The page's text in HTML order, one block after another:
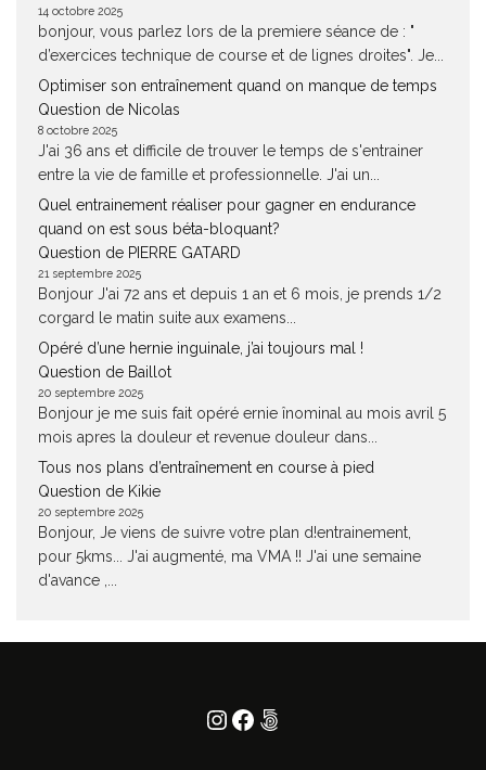
14 octobre 2025
bonjour, vous parlez lors de la premiere séance de : "
d’exercices technique de course et de lignes droites". Je...
Optimiser son entraînement quand on manque de temps
Question de Nicolas
8 octobre 2025
J'ai 36 ans et difficile de trouver le temps de s'entrainer
entre la vie de famille et professionnelle. J'ai un...
Quel entrainement réaliser pour gagner en endurance
quand on est sous béta-bloquant?
Question de PIERRE GATARD
21 septembre 2025
Bonjour J'ai 72 ans et depuis 1 an et 6 mois, je prends 1/2
corgard le matin suite aux examens...
Opéré d’une hernie inguinale, j’ai toujours mal !
Question de Baillot
20 septembre 2025
Bonjour je me suis fait opéré ernie înominal au mois avril 5
mois apres la douleur et revenue douleur dans...
Tous nos plans d’entraînement en course à pied
Question de Kikie
20 septembre 2025
Bonjour, Je viens de suivre votre plan d!entrainement,
pour 5kms... J'ai augmenté, ma VMA !! J'ai une semaine
d'avance ,...
Instagram
Facebook
500px